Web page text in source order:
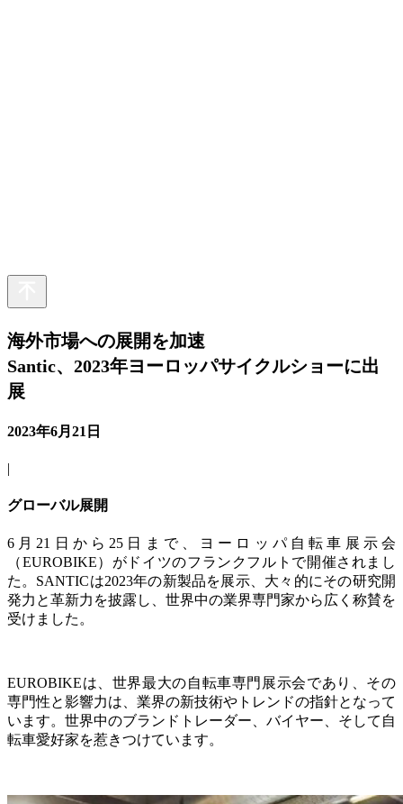
海外市場への展開を加速
Santic、2023年ヨーロッパサイクルショーに出
展
2023年6月21日
グローバル展開
6月21日から25日まで、ヨーロッパ自転車展示会
（EUROBIKE）がドイツのフランクフルトで開催されまし
た。SANTICは2023年の新製品を展示、大々的にその研究開
発力と革新力を披露し、世界中の業界専門家から広く称賛を
受けました。
EUROBIKEは、世界最大の自転車専門展示会であり、その
専門性と影響力は、業界の新技術やトレンドの指針となって
います。世界中のブランドトレーダー、バイヤー、そして自
転車愛好家を惹きつけています。